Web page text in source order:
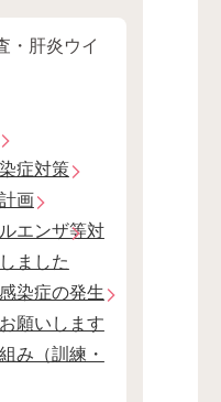
・肝炎ウイ
症対策
画
エンザ等対
ました
染症の発生
願いします
み（訓練・